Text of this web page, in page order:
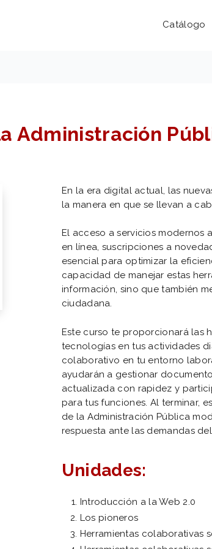
Catálogo
Administración
En la era digital actual, las
la manera en que se llevan a
El acceso a servicios modernos
en línea, suscripciones a
esencial para optimizar la
capacidad de manejar estas
información, sino que también
ciudadana.
Este curso te proporcionará las
tecnologías en tus actividades
colaborativo en tu entorno
ayudarán a gestionar
actualizada con rapidez y
para tus funciones. Al terminar,
de la Administración Pública
respuesta ante las demandas
Unidades:
Introducción a la Web 2.0
Los pioneros
Herramientas colaborativas